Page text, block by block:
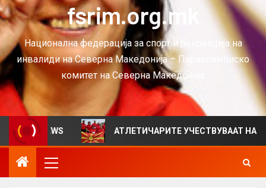
fsrim.org.mk
Национална федерација за спорт и рекреација на
инвалиди на Северна Македонија – Параолимписко
комитет на Северна Македонија
АТЛЕТИЧАРИТЕ УЧЕСТВУВААТ НА СРБИЈА